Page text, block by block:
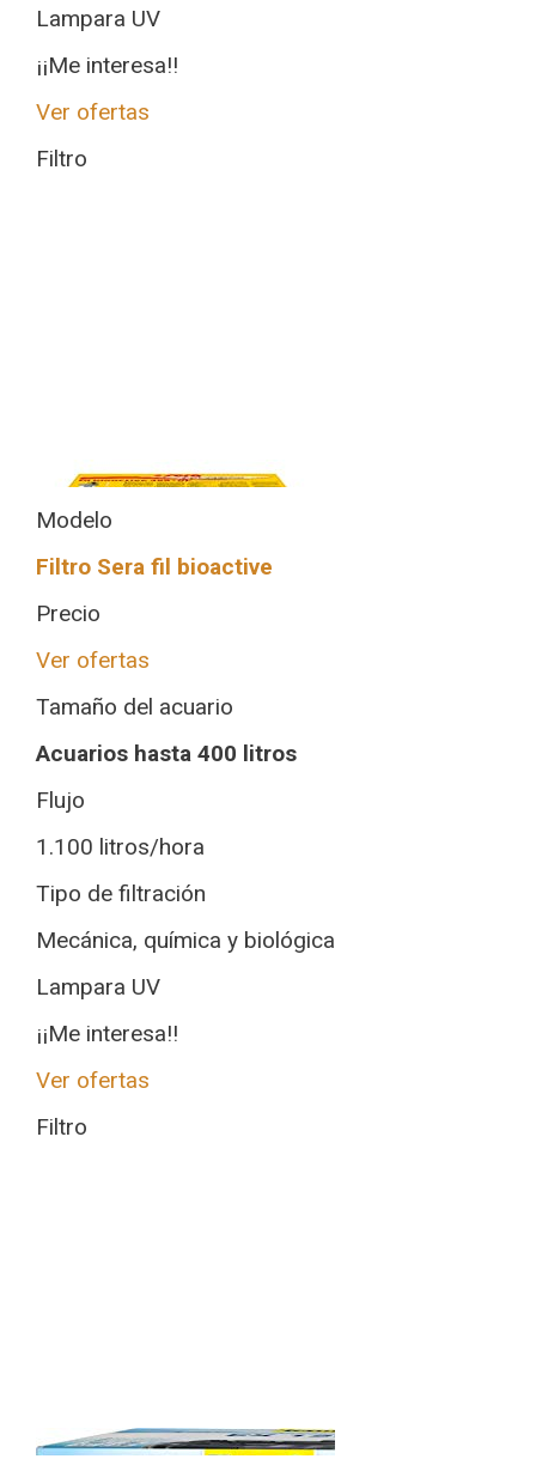
Lampara UV
¡¡Me interesa!!
Ver ofertas
Filtro
Modelo
Filtro Sera fil bioactive
Precio
Ver ofertas
Tamaño del acuario
Acuarios hasta 400 litros
Flujo
1.100 litros/hora
Tipo de filtración
Mecánica, química y biológica
Lampara UV
¡¡Me interesa!!
Ver ofertas
Filtro